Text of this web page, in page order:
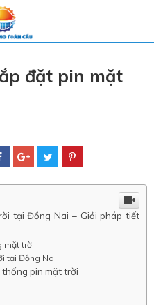
đặt pin mặt
tại Đồng Nai – Giải pháp tiết
mặt trời
tại Đồng Nai
thống pin mặt trời